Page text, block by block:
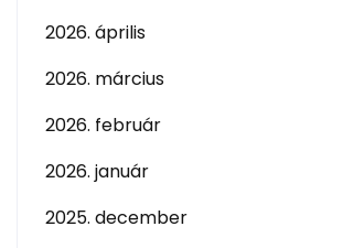
2026. április
2026. március
2026. február
2026. január
2025. december